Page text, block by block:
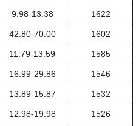
9.98-13.38 1622
42.80-70.00 1602
11.79-13.59 1585
16.99-29.86 1546
13.89-15.87 1532
12.98-19.98 1526